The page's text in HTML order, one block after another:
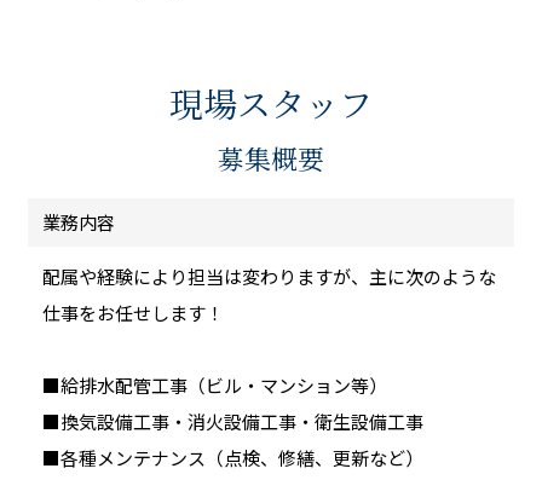
現場スタッフ
募集概要
業務内容
配属や経験により担当は変わりますが、主に次のような
仕事をお任せします！
■給排水配管工事（ビル・マンション等）
■換気設備工事・消火設備工事・衛生設備工事
■各種メンテナンス（点検、修繕、更新など）